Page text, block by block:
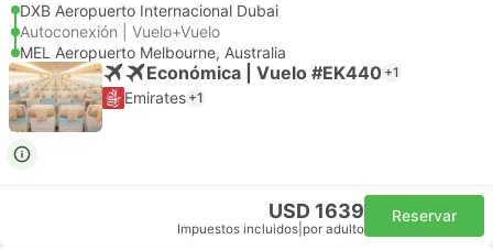
DXB Aeropuerto Internacional Dubai
Autoconexión | Vuelo+Vuelo
MEL Aeropuerto Melbourne, Australia
Económica | Vuelo #EK440 +1
Emirates +1
USD 1639
Impuestos incluidos por adulto
Reservar